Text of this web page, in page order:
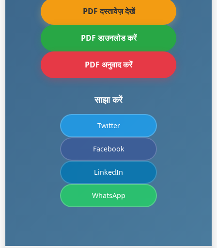
PDF दस्तावेज़ देखें
PDF डाउनलोड करें
PDF अनुवाद करें
साझा करें
Twitter
Facebook
LinkedIn
WhatsApp